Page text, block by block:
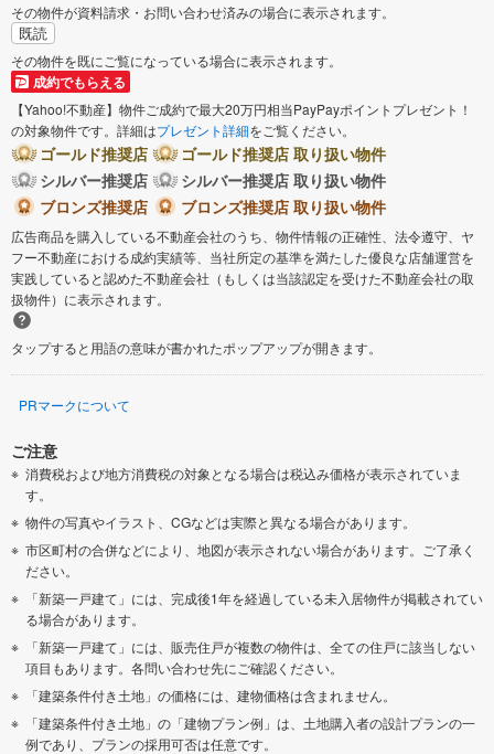
その物件が資料請求・お問い合わせ済みの場合に表示されます。
既読
その物件を既にご覧になっている場合に表示されます。
成約でもらえる
【Yahoo!不動産】物件ご成約で最大20万円相当PayPayポイントプレゼント！
の対象物件です。詳細はプレゼント詳細をご覧ください。
ゴールド推奨店
ゴールド推奨店 取り扱い物件
シルバー推奨店
シルバー推奨店 取り扱い物件
ブロンズ推奨店
ブロンズ推奨店 取り扱い物件
広告商品を購入している不動産会社のうち、物件情報の正確性、法令遵守、ヤ
フー不動産における成約実績等、当社所定の基準を満たした優良な店舗運営を
実践していると認めた不動産会社（もしくは当該認定を受けた不動産会社の取
扱物件）に表示されます。
タップすると用語の意味が書かれたポップアップが開きます。
PRマークについて
ご注意
消費税および地方消費税の対象となる場合は税込み価格が表示されていま
す。
物件の写真やイラスト、CGなどは実際と異なる場合があります。
市区町村の合併などにより、地図が表示されない場合があります。ご了承く
ださい。
「新築一戸建て」には、完成後1年を経過している未入居物件が掲載されてい
る場合があります。
「新築一戸建て」には、販売住戸が複数の物件は、全ての住戸に該当しない
項目もあります。各問い合わせ先にご確認ください。
「建築条件付き土地」の価格には、建物価格は含まれません。
「建築条件付き土地」の「建物プラン例」は、土地購入者の設計プランの一
例であり、プランの採用可否は任意です。